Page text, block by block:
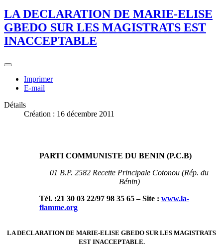
LA DECLARATION DE MARIE-ELISE
GBEDO SUR LES MAGISTRATS EST
INACCEPTABLE
Imprimer
E-mail
Détails
Création : 16 décembre 2011
PARTI COMMUNISTE DU BENIN (P.C.B)
01 B.P. 2582 Recette Principale Cotonou (Rép. du
Bénin)
Tél. :21 30 03 22/97 98 35 65 – Site : www.la-
flamme.org
LA DECLARATION DE MARIE-ELISE GBEDO SUR LES MAGISTRATS
EST INACCEPTABLE.